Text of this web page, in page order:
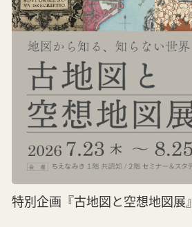
特別企画『古地図と空想地図展』